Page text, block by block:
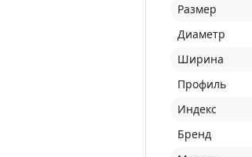
Размер
Диаметр
Ширина
Профиль
Индекс
Бренд